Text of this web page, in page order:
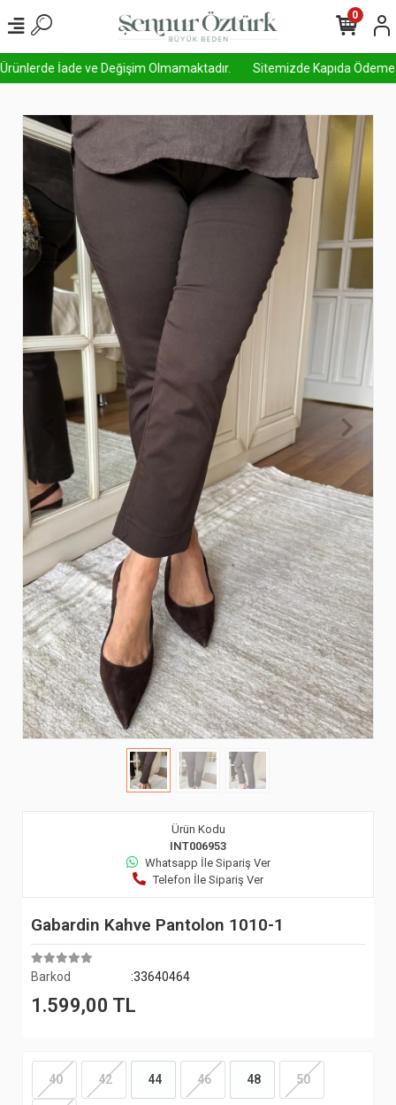
İade ve Değişim Olmamaktadır. Sitemizde Kapıda Ödeme
0
Ürün Kodu
INT006953
Whatsapp İle Sipariş Ver
Telefon İle Sipariş Ver
Gabardin Kahve Pantolon 1010-1
Barkod :33640464
1.599,00 TL
40 42 44 46 48 50